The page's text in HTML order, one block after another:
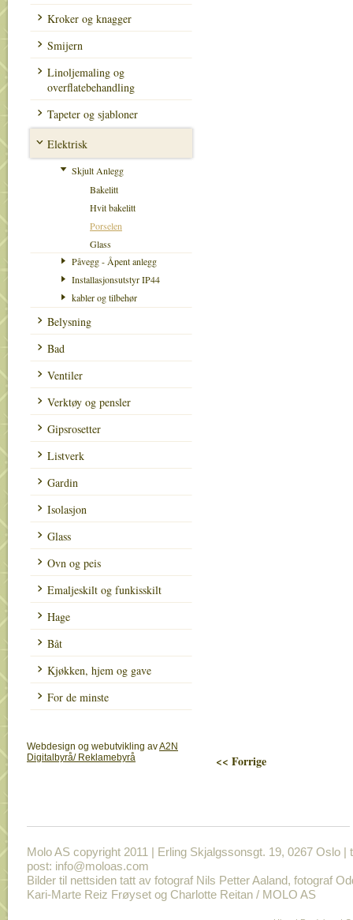
Kroker og knagger
Smijern
Linoljemaling og
overflatebehandling
Tapeter og sjabloner
Elektrisk
Skjult Anlegg
Bakelitt
Hvit bakelitt
Porselen
Glass
Påvegg - Åpent anlegg
Installasjonsutstyr IP44
kabler og tilbehør
Belysning
Bad
Ventiler
Verktøy og pensler
Gipsrosetter
Listverk
Gardin
Isolasjon
Glass
Ovn og peis
Emaljeskilt og funkisskilt
Hage
Båt
Kjøkken, hjem og gave
For de minste
<< Forrige
Molo AS copyright 2011 | Erling Skjalgssonsgt. 19, 0267 Oslo |
post: info@moloas.com
Bilder til nettsiden tatt av fotograf Nils Petter Aaland, fotograf
Kari-Marte Reiz Frøyset og Charlotte Reitan / MOLO AS
Webdesign og webutvikling avA2N
Digitalbyrå/ Reklamebyrå